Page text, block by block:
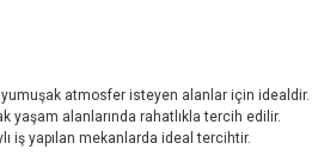
yumuşak atmosfer isteyen alanlar için idealdir.
yaşam alanlarında rahatlıkla tercih edilir.
iş yapılan mekanlarda ideal tercihtir.